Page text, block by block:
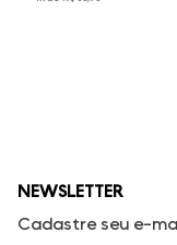
NEWSLETTER
Cadastre seu e-